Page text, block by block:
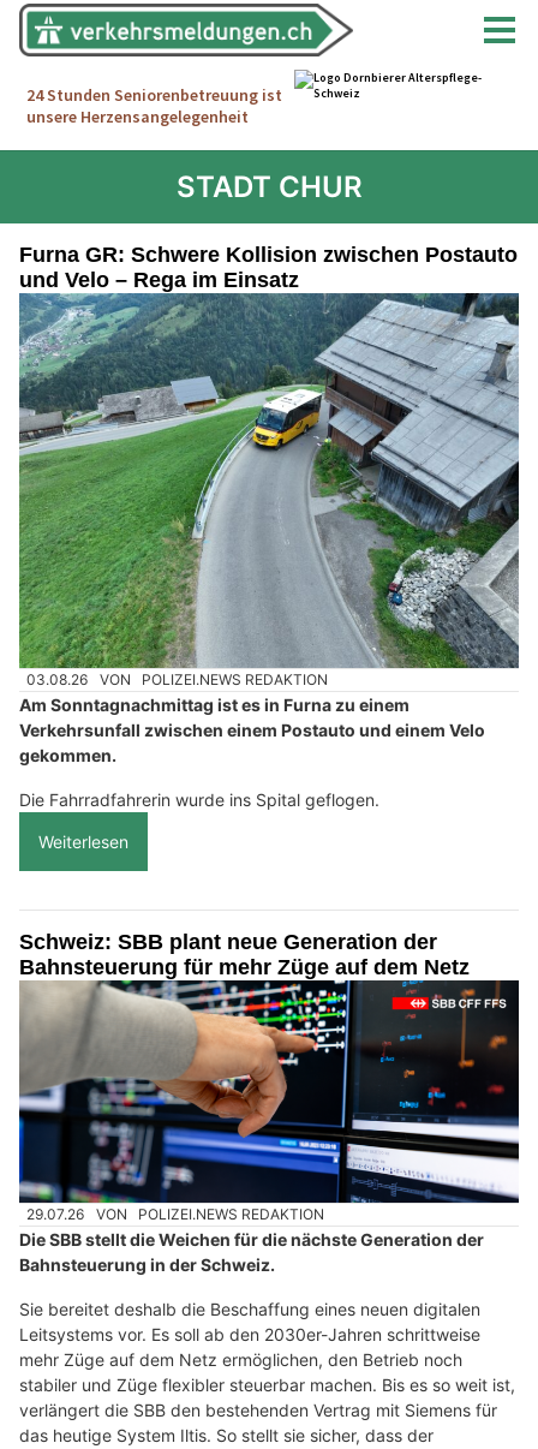
STADT CHUR
Furna GR: Schwere Kollision zwischen Postauto
und Velo – Rega im Einsatz
03.08.26 VON POLIZEI.NEWS REDAKTION
Am Sonntagnachmittag ist es in Furna zu einem
Verkehrsunfall zwischen einem Postauto und einem Velo
gekommen.
Die Fahrradfahrerin wurde ins Spital geflogen.
Weiterlesen
Schweiz: SBB plant neue Generation der
Bahnsteuerung für mehr Züge auf dem Netz
29.07.26 VON POLIZEI.NEWS REDAKTION
Die SBB stellt die Weichen für die nächste Generation der
Bahnsteuerung in der Schweiz.
Sie bereitet deshalb die Beschaffung eines neuen digitalen
Leitsystems vor. Es soll ab den 2030er-Jahren schrittweise
mehr Züge auf dem Netz ermöglichen, den Betrieb noch
stabiler und Züge flexibler steuerbar machen. Bis es so weit ist,
verlängert die SBB den bestehenden Vertrag mit Siemens für
das heutige System Iltis. So stellt sie sicher, dass der